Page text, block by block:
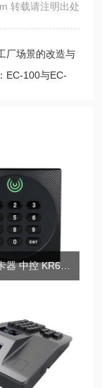
转载请注明出处
厂场景的改造与
EC-100与EC-